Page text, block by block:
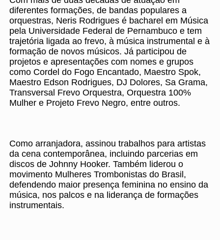
diferentes formações, de bandas populares a
orquestras, Neris Rodrigues é bacharel em Música
pela Universidade Federal de Pernambuco e tem
trajetória ligada ao frevo, à música instrumental e à
formação de novos músicos. Já participou de
projetos e apresentações com nomes e grupos
como Cordel do Fogo Encantado, Maestro Spok,
Maestro Edson Rodrigues, DJ Dolores, Sa Grama,
Transversal Frevo Orquestra, Orquestra 100%
Mulher e Projeto Frevo Negro, entre outros.
Como arranjadora, assinou trabalhos para artistas
da cena contemporânea, incluindo parcerias em
discos de Johnny Hooker. Também liderou o
movimento Mulheres Trombonistas do Brasil,
defendendo maior presença feminina no ensino da
música, nos palcos e na liderança de formações
instrumentais.